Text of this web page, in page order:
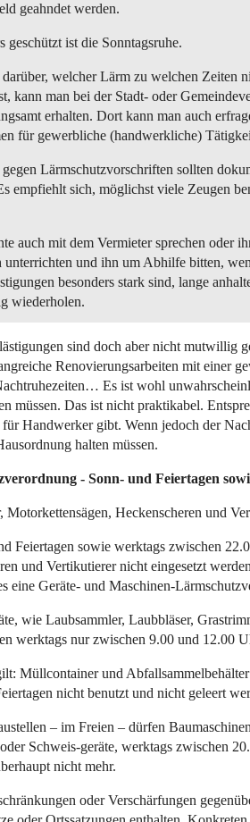
geahndet werden.
geschützt ist die Sonntagsruhe.
welcher Lärm zu welchen Zeiten
kann man bei der Stadt- oder
erhalten. Dort kann man auch
für gewerbliche (handwerkliche)
gegen Lärmschutzvorschriften sollten
empfiehlt sich, möglichst viele Zeugen
auch mit dem Vermieter sprechen oder
unterrichten und ihn um Abhilfe bitten,
besonders stark sind, lange
wiederholen.
sind doch aber nicht mutwillig
Renovierungsarbeiten mit einer
Es ist wohl
müssen. Das ist nicht praktikabel.
Handwerker gibt. Wenn jedoch der
halten müssen.
- Sonn- und Feiertagen
Motorkettensägen, Heckenscheren und
Feiertagen sowie werktags zwischen
und Vertikutierer nicht eingesetzt
eine Geräte- und Maschinen-
wie Laubsammler, Laubbläser,
werktags nur zwischen 9.00 und 12.00
Müllcontainer und
nicht benutzt und nicht geleert
– im Freien – dürfen
Schweis-geräte, werktags zwischen
nicht mehr.
oder Verschärfungen